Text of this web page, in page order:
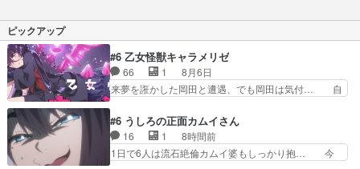
治郎（中の人的に）仲間であるプレ… ヨコヤの頭
ヤ支配がますますひどく……。… ヨコヤは飴と鞭
で夜の国の独裁支配を強化、… やはりヨコヤいい
ですね。昼の国が勝てる流… 役で出演いたしまし
た。次回も緊張が止まり…
ピックアップ
#6 乙女怪獣キャラメリゼ
66 1
8月6日
来夢を誑かした岡田と遭遇、でも岡田は気付… 自
なからのメイク道具が、らいりーさんを… らいり
ーの影響で理想に向けて努力する黒絵… コングと
ゴ〇ラの怪獣大決戦!?w黒絵の友… らいりーが己
のルッキズムと相対する話とし… らいりーさんが
#6 うしろの正面カムイさん
16 1
8時間前
1日で6人は流石絶倫カムイ婆もしっかり抱… 今